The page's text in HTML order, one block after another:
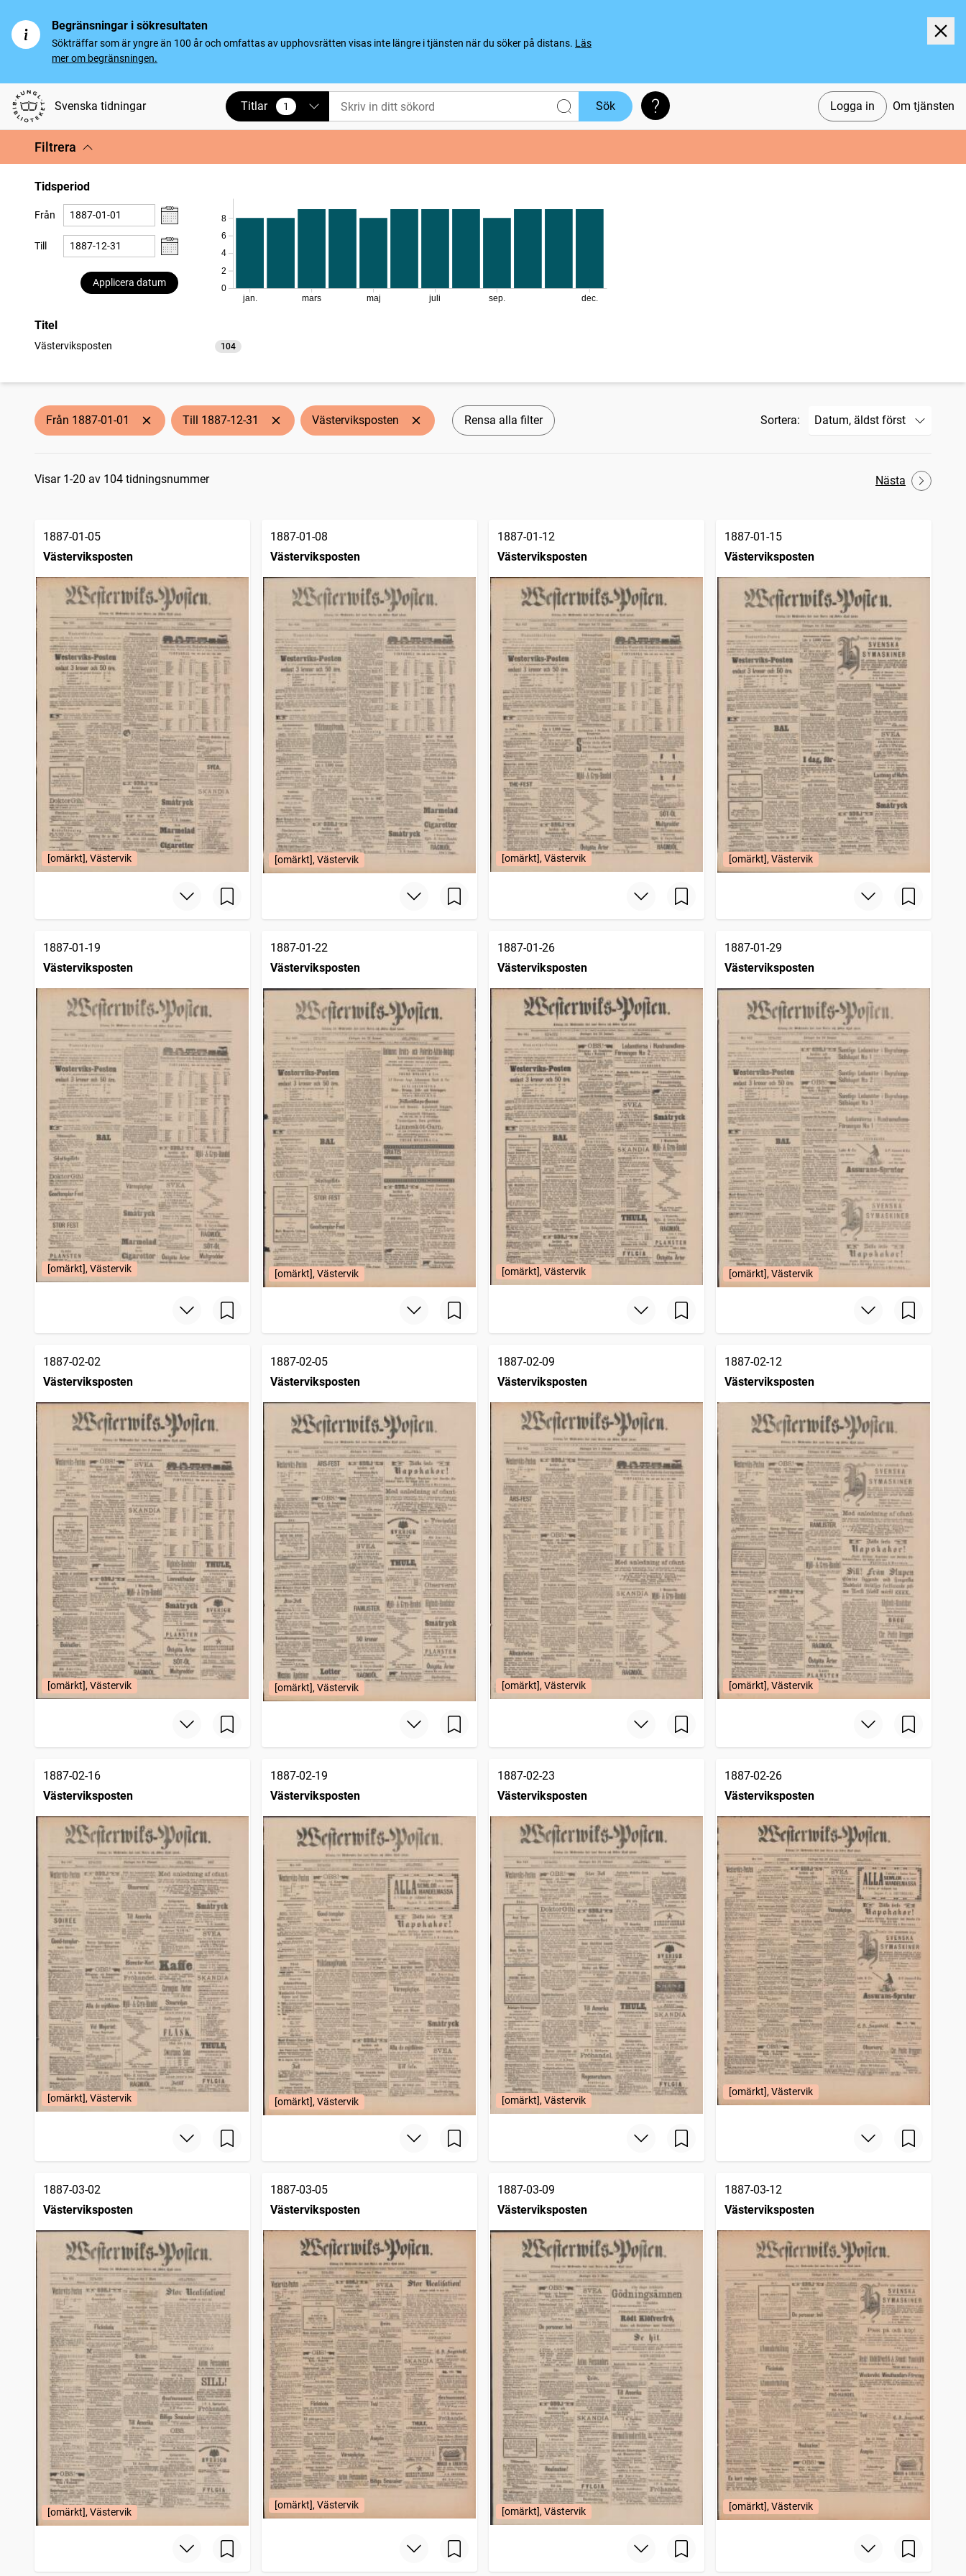
Begränsningar i sökresultaten
Sökträffar som är yngre än 100 år och omfattas av upphovsrätten visas inte längre i tjänsten när du söker på distans. Läs
mer om begränsningen.
Svenska tidningar Logga in Om tjänsten
Titlar 1
vald Sök Söktips
Filtrera
Tidsperiod
Från
Till
Applicera datum
0
2
4
6
8
jan. mars maj juli sep. dec.
Titel
Västerviksposten 104
träffar
Från 1887-01-01 Till 1887-12-31 Västerviksposten Rensa alla filter Sortera:
Sökresultat
Visar 1-20 av 104 tidningsnummer Nästa
1887-01-05
Västerviksposten
[omärkt], Västervik
1887-01-08
Västerviksposten
[omärkt], Västervik
1887-01-12
Västerviksposten
[omärkt], Västervik
1887-01-15
Västerviksposten
[omärkt], Västervik
1887-01-19
Västerviksposten
[omärkt], Västervik
1887-01-22
Västerviksposten
[omärkt], Västervik
1887-01-26
Västerviksposten
[omärkt], Västervik
1887-01-29
Västerviksposten
[omärkt], Västervik
1887-02-02
Västerviksposten
[omärkt], Västervik
1887-02-05
Västerviksposten
[omärkt], Västervik
1887-02-09
Västerviksposten
[omärkt], Västervik
1887-02-12
Västerviksposten
[omärkt], Västervik
1887-02-16
Västerviksposten
[omärkt], Västervik
1887-02-19
Västerviksposten
[omärkt], Västervik
1887-02-23
Västerviksposten
[omärkt], Västervik
1887-02-26
Västerviksposten
[omärkt], Västervik
1887-03-02
Västerviksposten
[omärkt], Västervik
1887-03-05
Västerviksposten
[omärkt], Västervik
1887-03-09
Västerviksposten
[omärkt], Västervik
1887-03-12
Västerviksposten
[omärkt], Västervik